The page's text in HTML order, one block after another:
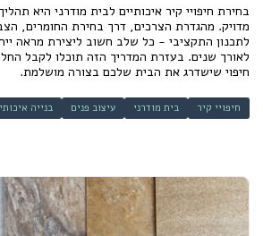
בחירת חיפויי קיר איכותיים לבית מודרני היא
מדויק. מהגדרת הצרכים, דרך בחירת החומרים,
לתכנון התקציבי - כל שלב חשוב ליצירת מראה
לאורך שנים. בעזרת המדריך הזה תוכלו לקבל
חיפוי שישדרג את הבית שלכם בצורה מושלמת.
חיפויי קיר בית מודרני עיצוב פנים בנייה